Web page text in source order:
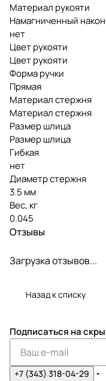
Материал рукояти
Намагниченный
нет
Цвет рукояти
Цвет рукояти
Форма ручки
Прямая
Материал стержня
Материал стержня
Размер шлица
Размер шлица
Гибкая
нет
Диаметр стержня
3.5 мм
Вес, кг
0.045
Отзывы
Загрузка отзывов...
Назад к списку
Подписаться на
+7 (343) 318-04-29